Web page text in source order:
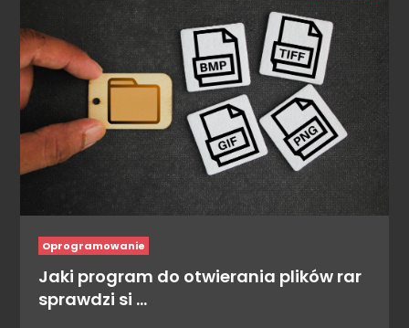
Oprogramowanie
Jaki program do otwierania plików rar
sprawdzi si …